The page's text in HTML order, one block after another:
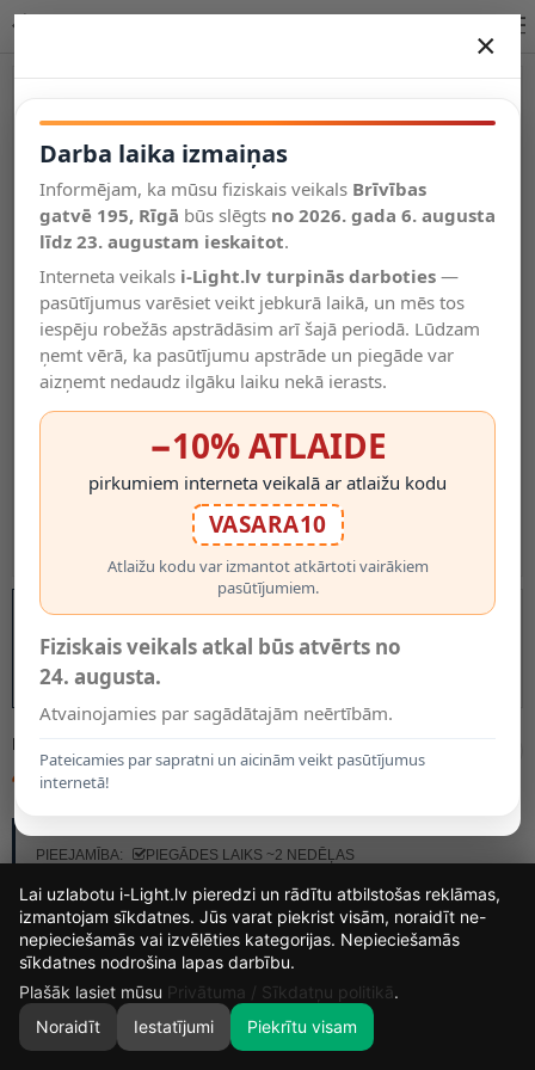
Salīdzināt
Vēlmju
saraksts
Valodas
0
MODELIS:
48.95€
PIEEJAMĪBA:
PIEGĀDES LAIKS ~2 NEDĒĻAS
×
Darba laika izmaiņas
Informējam, ka mūsu fiziskais veikals Brīvības
gatvē 195, Rīgā būs slēgts no 2026. gada 6. augusta
līdz 23. augustam ieskaitot.
Interneta veikals i-Light.lv turpinās darboties —
pasūtījumus varēsiet veikt jebkurā laikā, un mēs tos
iespēju robežās apstrādāsim arī šajā periodā. Lūdzam
ņemt vērā, ka pasūtījumu apstrāde un piegāde var
aizņemt nedaudz ilgāku laiku nekā ierasts.
−10% ATLAIDE
pirkumiem interneta veikalā ar atlaižu kodu
VASARA10
Atlaižu kodu var izmantot atkārtoti vairākiem
pasūtījumiem.
Fiziskais veikals atkal būs atvērts no
24. augusta.
Atvainojamies par sagādātajām neērtībām.
Pateicamies par sapratni un aicinām veikt pasūtījumus
internetā!
15
DIENAS
2
STUNDAS
18
MIN.
7
Lai uzlabotu i-Light.lv pieredzi un rādītu atbilstošas reklāmas,
izmantojam sīkdatnes. Jūs varat piekrist visām, noraidīt ne-
nepieciešamās vai izvēlēties kategorijas. Nepieciešamās
sīkdatnes nodrošina lapas darbību.
Plašāk lasiet mūsu Privātuma / Sīkdatņu politikā.
Noraidīt
Iestatījumi Piekrītu visam